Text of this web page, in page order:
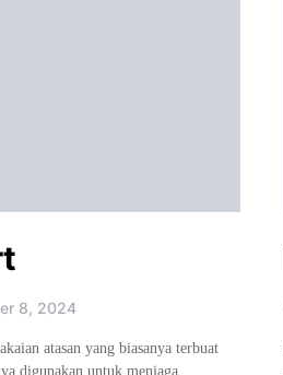
8, 2024
atasan yang biasanya terbuat
digunakan untuk menjaga